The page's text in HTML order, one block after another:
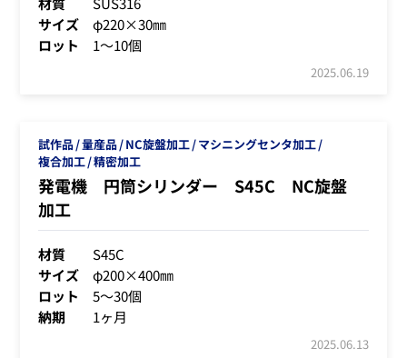
サイズ
φ220×30㎜
ロット
1～10個
2025.06.19
試作品 量産品 NC旋盤加工 マシニングセンタ加工
複合加工 精密加工
発電機 円筒シリンダー S45C NC旋盤
加工
材質
S45C
サイズ
φ200×400㎜
ロット
5～30個
納期
1ヶ月
2025.06.13